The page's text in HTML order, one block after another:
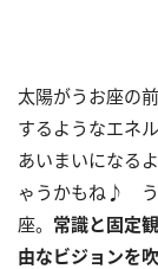
太陽がうお座の
するようなエネ
あいまいになる
ゃうかもね♪ う
座。 常識と固定
由なビジョンを